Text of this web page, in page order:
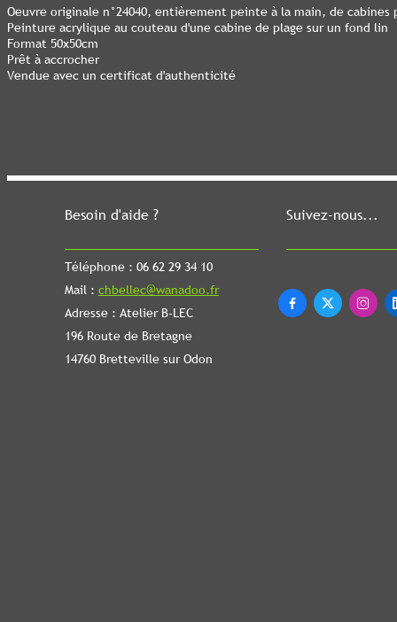
Besoin d'aide ?
Téléphone : 06 62 29 34 10
Mail : chbellec@wanadoo.fr
Adresse : Atelier B-LEC
196 Route de Bretagne
14760 Bretteville sur Odon
Suivez-nous...
  
Oeuvre originale n°24040, entièrement peinte à la main, de cabines
Peinture acrylique au couteau d'une cabine de plage sur un fond lin
Format 50x50cm
Prêt à accrocher
Vendue avec un certificat d'authenticité